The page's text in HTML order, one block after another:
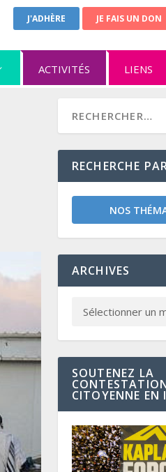
J'ADHÈRE JE FAIS UN DON
ACTIVITÉS LIENS
RECHERCHE
NOS
ARCHIVES
SOUTENEZ LA
CITOYENNE EN